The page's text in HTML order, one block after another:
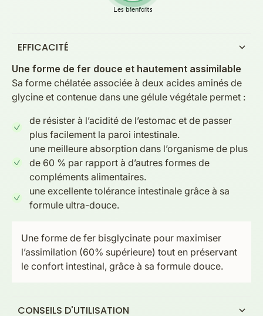
EFFICACITÉ
Une forme de fer douce et hautement assimilable
Sa forme chélatée associée à deux acides aminés de
glycine et contenue dans une gélule végétale permet :
de résister à l’acidité de l’estomac et de passer
plus facilement la paroi intestinale.
une meilleure absorption dans l’organisme de plus
de 60 % par rapport à d’autres formes de
compléments alimentaires.
une excellente tolérance intestinale grâce à sa
formule ultra-douce.
Une forme de fer bisglycinate pour maximiser
l’assimilation (60% supérieure) tout en préservant
le confort intestinal, grâce à sa formule douce.
CONSEILS D'UTILISATION